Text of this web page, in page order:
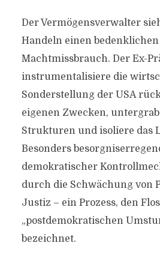
Der Vermögensverwalter
Handeln einen bedenklichen
Machtmissbrauch. Der Ex-
instrumentalisiere die
Sonderstellung der USA
eigenen Zwecken,
Strukturen und isoliere das
Besonders
demokratischer
durch die Schwächung von
Justiz – ein Prozess, den
„postdemokratischen
bezeichnet.